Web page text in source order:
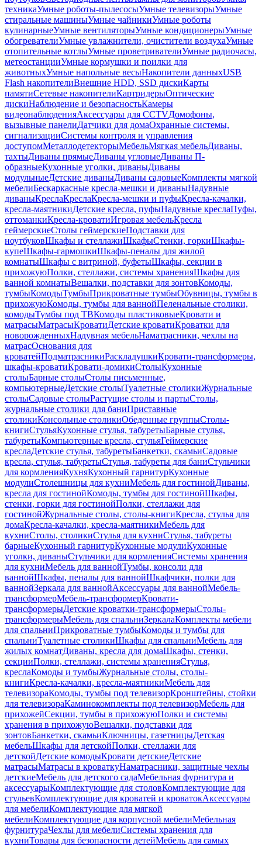
техникаУмные роботы-пылесосыУмные телевизорыУмные
стиральные машиныУмные чайникиУмные роботы
кулинарныеУмные вентиляторыУмные кондиционерыУмные
обогревателиУмные увлажнители, очистители воздухаУмные
отопительные котлыУмные проветривателиУмные радиочасы,
метеостанцииУмные кормушки и поилки для
животныхУмные напольные весыНакопители данныхUSB
Flash накопителиВнешние HDD, SSD дискиКарты
памятиСетевые накопителиКартридерыОптические
дискиНаблюдение и безопасностьКамеры
видеонаблюденияАксессуары для CCTVДомофоны,
вызывные панелиДатчики для домаОхранные системы,
сигнализацииСистемы контроля и управления
доступомМеталлодетекторыМебельМягкая мебельДиваны,
тахтыДиваны прямыеДиваны угловыеДиваны П-
образныеКухонные уголки, диваныДиваны
модульныеДетские диваныДиваны садовыеКомплекты мягкой
мебелиБескаркасные кресла-мешки и диваныНадувные
диваныКреслаКреслаКресла-мешки и пуфыКресла-качалки,
кресла-маятникиДетские кресла, пуфыНадувные креслаПуфы,
оттоманкиКресла-кроватиИгровая мебельКресла
геймерскиеСтолы геймерскиеПодставки для
ноутбуковШкафы и стеллажиШкафыСтенки, горкиШкафы-
купеШкафы-гармошкиШкафы-пеналы для жилой
комнатыШкафы с витриной, буфетыШкафы, секции в
прихожуюПолки, стеллажи, системы храненияШкафы для
ванной комнатыВешалки, подставки для зонтовКомоды,
тумбыКомодыТумбыПрикроватные тумбыОбувницы, тумбы в
прихожуюКомоды, тумбы для ваннойПеленальные столики,
комодыТумбы под ТВКомоды пластиковыеКровати и
матрасыМатрасыКроватиДетские кроватиКроватки для
новорожденныхНадувная мебельНаматрасники, чехлы на
матрасОснования для
кроватейПодматрасникиРаскладушкиКровати-трансформеры,
шкафы-кроватиКровати-домикиСтолыКухонные
столыБарные столыСтолы письменные,
компьютерныеДетские столыТуалетные столикиЖурнальные
столыСадовые столыРастущие столы и партыСтолы,
журнальные столики для баниПриставные
столикиКонсольные столикиОбеденные группыСтолы-
книгиСтульяКухонные стулья, табуретыБарные стулья,
табуретыКомпьютерные кресла, стульяГеймерские
креслаДетские стулья, табуретыБанкетки, скамьиСадовые
кресла, стулья, табуретыСтулья, табуреты для баниСтульчики
для кормленияКухняКухонный гарнитурКухонные
модулиСтолешницы для кухниМебель для гостинойДиваны,
кресла для гостинойКомоды, тумбы для гостинойШкафы,
стенки, горки для гостинойПолки, стеллажи для
гостинойЖурнальные столы, столы-книгиКресла, стулья для
домаКресла-качалки, кресла-маятникиМебель для
кухниСтолы, столикиСтулья для кухниСтулья, табуреты
барныеКухонный гарнитурКухонные модулиКухонные
уголки, диваныСтульчики для кормленияСистемы хранения
для кухниМебель для ваннойТумбы, консоли для
ваннойШкафы, пеналы для ваннойШкафчики, полки для
ваннойЗеркала для ваннойАксессуары для ваннойМебель-
трансформерМебель-трансформерКровати-
трансформерыДетские кроватки-трансформерыСтолы-
трансформерыМебель для спальниЗеркалаКомплекты мебели
для спальниПрикроватные тумбыКомоды и тумбы для
спальниТуалетные столикиШкафы для спальниМебель для
жилых комнатДиваны, кресла для домаШкафы, стенки,
секцииПолки, стеллажи, системы храненияСтулья,
креслаКомоды и тумбыЖурнальные столы, столы-
книгиКресла-качалки, кресла-маятникиМебель для
телевизораКомоды, тумбы под телевизорКронштейны, стойки
для телевизораКаминокомплекты под телевизорМебель для
прихожейСекции, тумбы в прихожуюПолки и системы
хранения в прихожуюВешалки, подставки для
зонтовБанкетки, скамьиКлючницы, газетницыДетская
мебельШкафы для детскойПолки, стеллажи для
детскойДетские комодыКровати детскиеДетские
матрасыМатрасы в кроваткуНаматрасники, защитные чехлы
детскиеМебель для детского садаМебельная фурнитура и
аксессуарыКомплектующие для столовКомплектующие для
стульевКомплектующие для кроватей и кроватокАксессуары
для мебелиКомплектующие для мягкой
мебелиКомплектующие для корпусной мебелиМебельная
фурнитураЧехлы для мебелиСистемы хранения для
кухниТовары для безопасности детейМебель для самых